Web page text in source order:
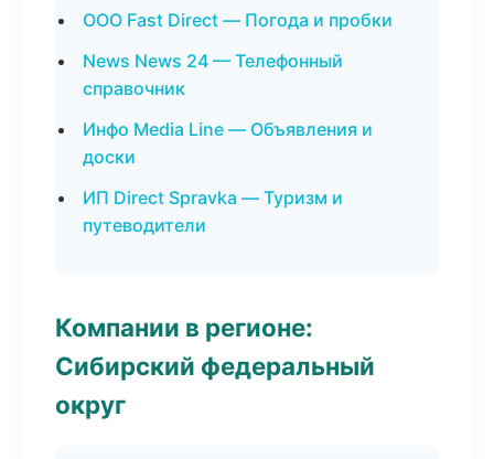
ООО Fast Direct — Погода и пробки
News News 24 — Телефонный
справочник
Инфо Media Line — Объявления и
доски
ИП Direct Spravka — Туризм и
путеводители
Компании в регионе:
Сибирский федеральный
округ